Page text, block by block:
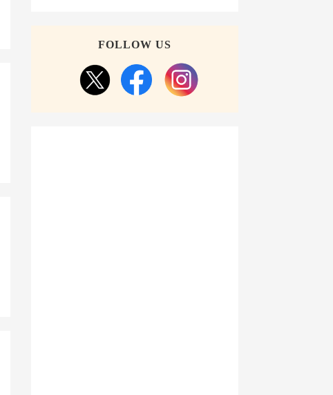
FOLLOW US